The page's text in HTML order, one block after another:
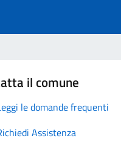
il comune
le domande frequenti
Assistenza